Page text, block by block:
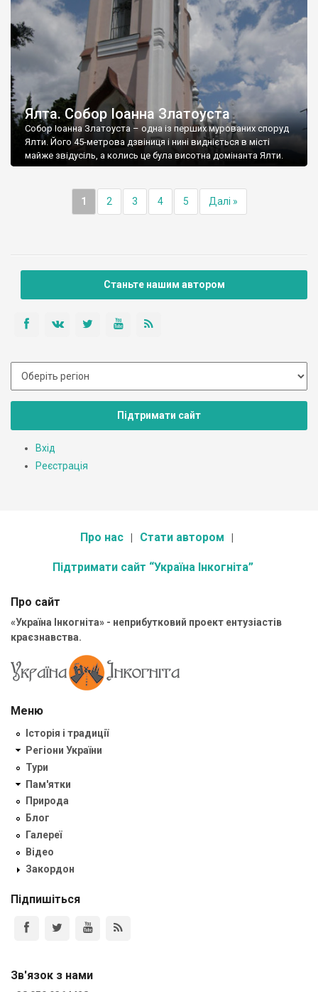
Ялта. Собор Іоанна Златоуста
Собор Іоанна Златоуста – одна із перших мурованих споруд
Ялти. Його 45-метрова дзвіниця і нині видніється в місті
майже звідусіль, а колись це була висотна домінанта Ялти.
1 2 3 4 5 Далі »
Станьте нашим автором
Підтримати сайт
Вхід
Реєстрація
Про нас Стати автором
Підтримати сайт “Україна Інкогніта”
Про сайт
«Україна Інкогніта» - неприбутковий проект ентузіастів
краєзнавства.
Меню
Історія і традиції
Регіони України
Тури
Пам'ятки
Природа
Блог
Галереї
Відео
Закордон
Підпишіться
Зв'язок з нами